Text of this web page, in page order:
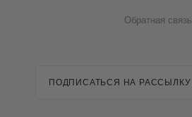
Обратная связь
ПОДПИСАТЬСЯ НА РАССЫЛКУ